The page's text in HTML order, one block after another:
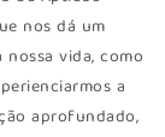
nos dá um
vida, como
a
aprofundado,